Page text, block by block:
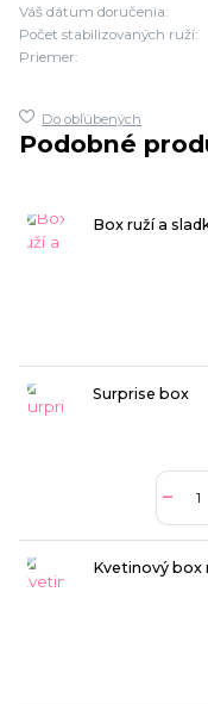
Váš dátum doručenia:
Počet stabilizovaných ruží:
Priemer:
Do obľúbených
Podobné
Box ruží a
Surprise box
Kvetinový box